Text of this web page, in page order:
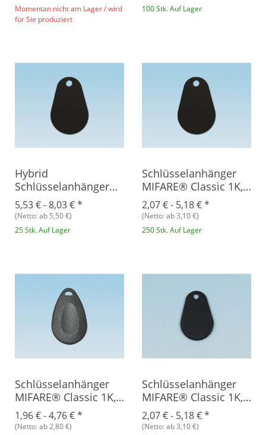
Momentan nicht am Lager / wird
für Sie produziert
100 Stk. Auf Lager
Hybrid
Schlüsselanhänger
MIFARE® Classic 1K +
EM4200, Epoxy
5,53 € -8,03 €*
(Netto: ab 5,50 €)
25 Stk. Auf Lager
Schlüsselanhänger
MIFARE® Classic 1K,
Epoxy
2,07 € - 5,18 €*
(Netto: ab 3,10 €)
250 Stk. Auf Lager
Schlüsselanhänger
MIFARE® Classic 1K,
Plastik
1,96 € -4,76 €*
(Netto: ab 2,80 €)
Schlüsselanhänger
MIFARE® Classic 1K,
Polyamid
2,07 € - 5,18 €*
(Netto: ab 3,10 €)